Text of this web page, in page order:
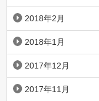
2018年2月
2018年1月
2017年12月
2017年11月